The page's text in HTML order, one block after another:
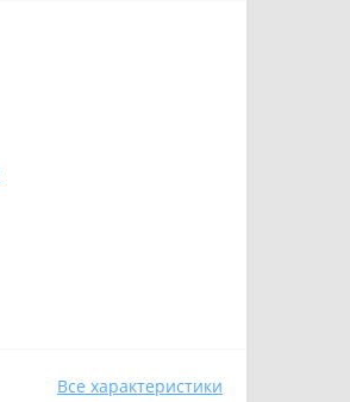
Все характеристики